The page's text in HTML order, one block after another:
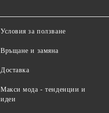
Условия за ползване
Връщане и замяна
Доставка
Макси мода - тенденции и
идеи